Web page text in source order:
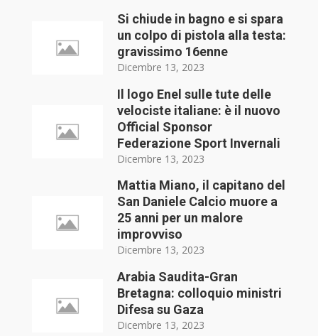
Si chiude in bagno e si spara
un colpo di pistola alla testa:
gravissimo 16enne
Dicembre 13, 2023
Il logo Enel sulle tute delle
velociste italiane: è il nuovo
Official Sponsor
Federazione Sport Invernali
Dicembre 13, 2023
Mattia Miano, il capitano del
San Daniele Calcio muore a
25 anni per un malore
improvviso
Dicembre 13, 2023
Arabia Saudita-Gran
Bretagna: colloquio ministri
Difesa su Gaza
Dicembre 13, 2023